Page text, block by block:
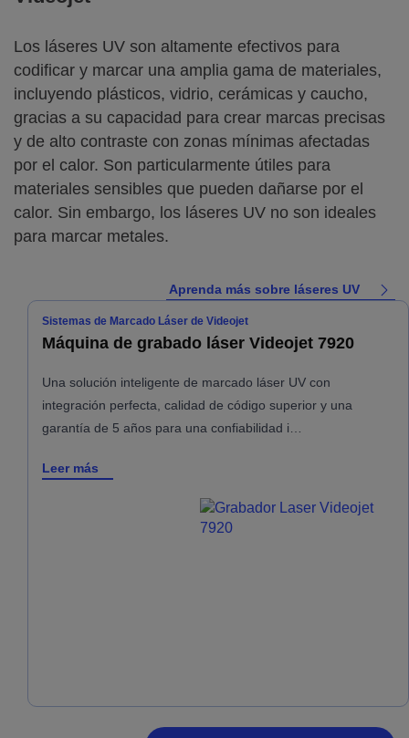
Los láseres UV son altamente efectivos para
codificar y marcar una amplia gama de materiales,
incluyendo plásticos, vidrio, cerámicas y caucho,
gracias a su capacidad para crear marcas precisas
y de alto contraste con zonas mínimas afectadas
por el calor. Son particularmente útiles para
materiales sensibles que pueden dañarse por el
calor. Sin embargo, los láseres UV no son ideales
para marcar metales.
Aprenda más sobre láseres UV
Sistemas de Marcado Láser de Videojet
Máquina de grabado láser Videojet 7920
Una solución inteligente de marcado láser UV con
integración perfecta, calidad de código superior y una
garantía de 5 años para una confiabilidad i…
Leer más